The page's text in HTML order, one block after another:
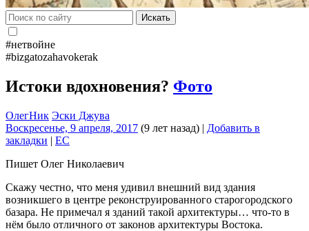
Искать
#нетвойне
#bizgatozahavokerak
Истоки вдохновения? Фото
ОлегНик Эски Джува
Воскресенье, 9 апреля, 2017 (9 лет назад) | Добавить в
закладки | EC
Пишет Олег Николаевич
Скажу честно, что меня удивил внешний вид здания
возникшего в центре реконструированного старогородского
базара. Не примечал я зданий такой архитектуры… что-то в
нём было отличного от законов архитектуры Востока.